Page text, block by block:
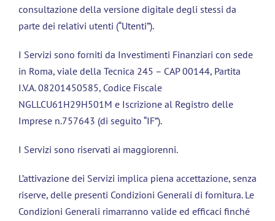
consultazione della versione digitale degli stessi da
parte dei relativi utenti (“Utenti”).
I Servizi sono forniti da Investimenti Finanziari con sede
in Roma, viale della Tecnica 245 – CAP 00144, Partita
I.V.A. 08201450585, Codice Fiscale
NGLLCU61H29H501M e Iscrizione al Registro delle
Imprese n.757643 (di seguito “IF”).
I Servizi sono riservati ai maggiorenni.
L’attivazione dei Servizi implica piena accettazione, senza
riserve, delle presenti Condizioni Generali di fornitura. Le
Condizioni Generali rimarranno valide ed efficaci finché